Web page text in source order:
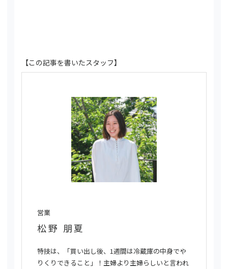
【この記事を書いたスタッフ】
営業
松野 朋夏
特技は、「買い出し後、1週間は冷蔵庫の中身でや
りくりできること」！主婦より主婦らしいと言われ